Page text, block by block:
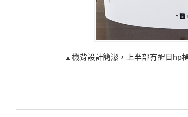
▲機背設計簡潔，上半部有醒目hp